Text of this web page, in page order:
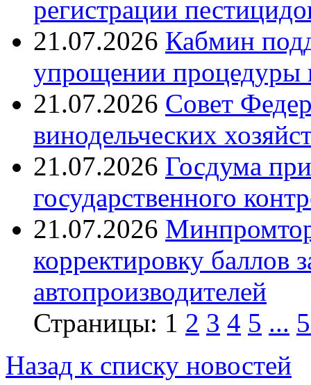
регистрации
21.07.2026 Кабмин
упрощении процедуры
21.07.2026 Совет
винодельческих
21.07.2026 Госдума
государственного
21.07.2026
корректировку
автопроизводителей
Страницы: 1 2 3 4 5 ...
Назад к списку новостей